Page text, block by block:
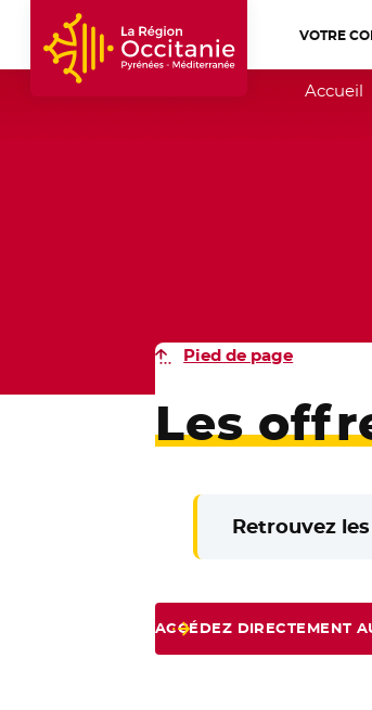
Accueil Région Occitanie /
VOTRE
Accueil
Pied de page
Les
Retrouvez
ACCÉDEZ DIRECTEMENT